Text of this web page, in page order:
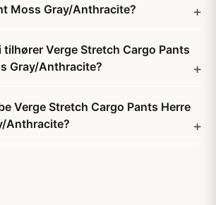
Moss Gray/Anthracite?
Verge Stretch Cargo Pants
Gray/Anthracite?
Verge Stretch Cargo Pants Herre
Anthracite?